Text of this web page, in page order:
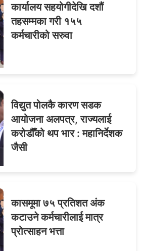
अत्याचार :
गम्भीर
कार्यालय सहयोगीदेखि दशौं
तहसम्मका गरी १५५
कर्मचारीको सरुवा
विद्युत पोलकै कारण सडक
आयोजना अलपत्र, राज्यलाई
करोडौँको थप भार : महानिर्देशक
जैसी
कासमूमा ७५ प्रतिशत अंक
कटाउने कर्मचारीलाई मात्र
प्रोत्साहन भत्ता